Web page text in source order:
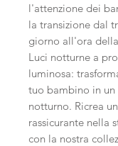
l'attenzione dei
la transizione dal
giorno all'ora
Luci notturne a
luminosa:
tuo bambino in
notturno. Ricrea
rassicurante nella
con la nostra